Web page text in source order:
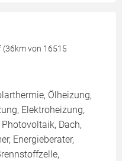
von 16515
Ölheizung,
Elektroheizung,
Dach,
Energieberater,